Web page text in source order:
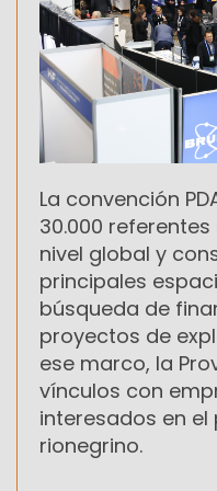
La convención
30.000
nivel global y
principales
búsqueda de
proyectos de
ese marco, la
vínculos con
interesados en
rionegrino.